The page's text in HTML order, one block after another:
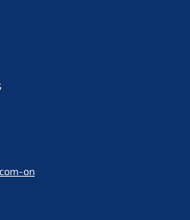
on